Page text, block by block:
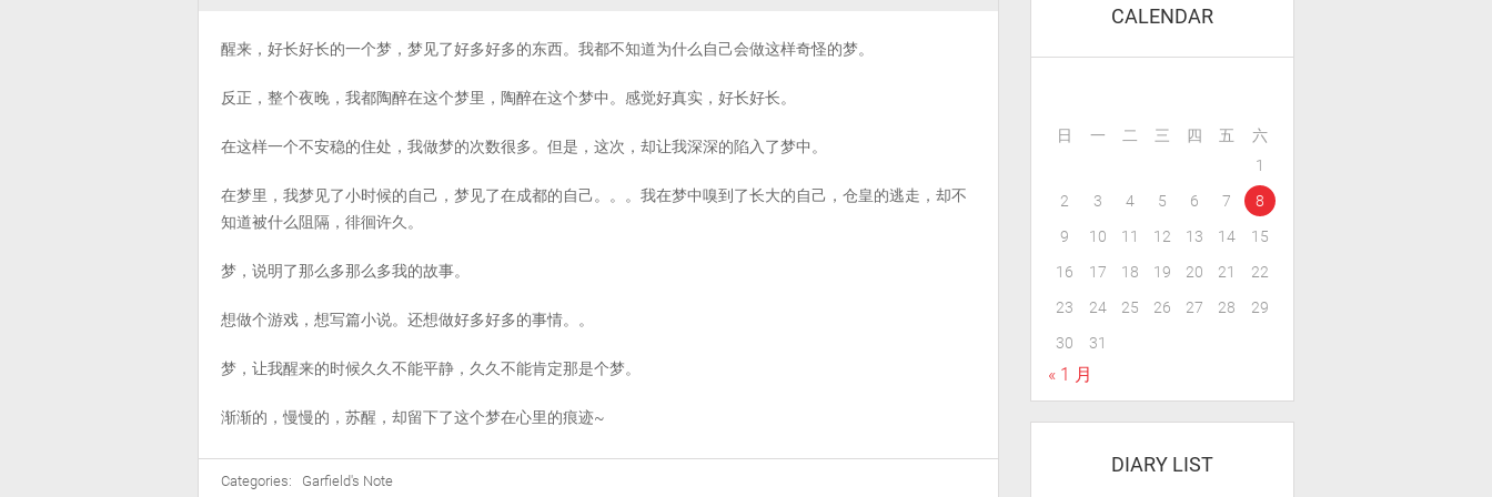
醒来，好长好长的一个梦，梦见了好多好多的东西。我都不知道为什么自己会做这样奇怪的梦。
反正，整个夜晚，我都陶醉在这个梦里，陶醉在这个梦中。感觉好真实，好长好长。
在这样一个不安稳的住处，我做梦的次数很多。但是，这次，却让我深深的陷入了梦中。
在梦里，我梦见了小时候的自己，梦见了在成都的自己。。。我在梦中嗅到了长大的自己，仓皇的逃走，却不
知道被什么阻隔，徘徊许久。
梦，说明了那么多那么多我的故事。
想做个游戏，想写篇小说。还想做好多好多的事情。。
梦，让我醒来的时候久久不能平静，久久不能肯定那是个梦。
渐渐的，慢慢的，苏醒，却留下了这个梦在心里的痕迹~
Categories: Garfield's Note
CALENDAR
日 一 二 三 四 五
六
1
2
3 4 5 6 7
8
9
10 11 12 13 14
15
16
17 18 19 20 21
22
23
24 25 26 27 28
29
30
31
« 1 月
DIARY LIST